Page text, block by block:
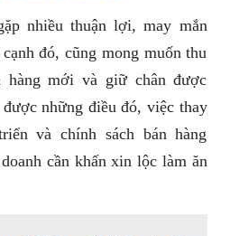
nhiều thuận lợi, may mắn
đó, cũng mong muốn thu
hàng mới và giữ chân được
những điều đó, việc thay
và chính sách bán hàng
cần khấn xin lộc làm ăn